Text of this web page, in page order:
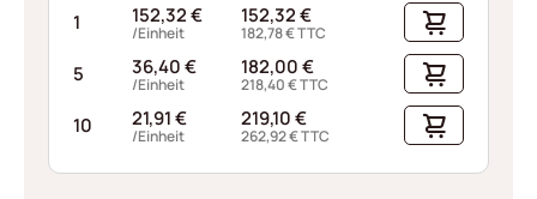
1 152,32€
/Einheit
152,32€
182,78€TTC
5 36,40€
/Einheit
182,00€
218,40€TTC
10 21,91€
/Einheit
219,10€
262,92€TTC